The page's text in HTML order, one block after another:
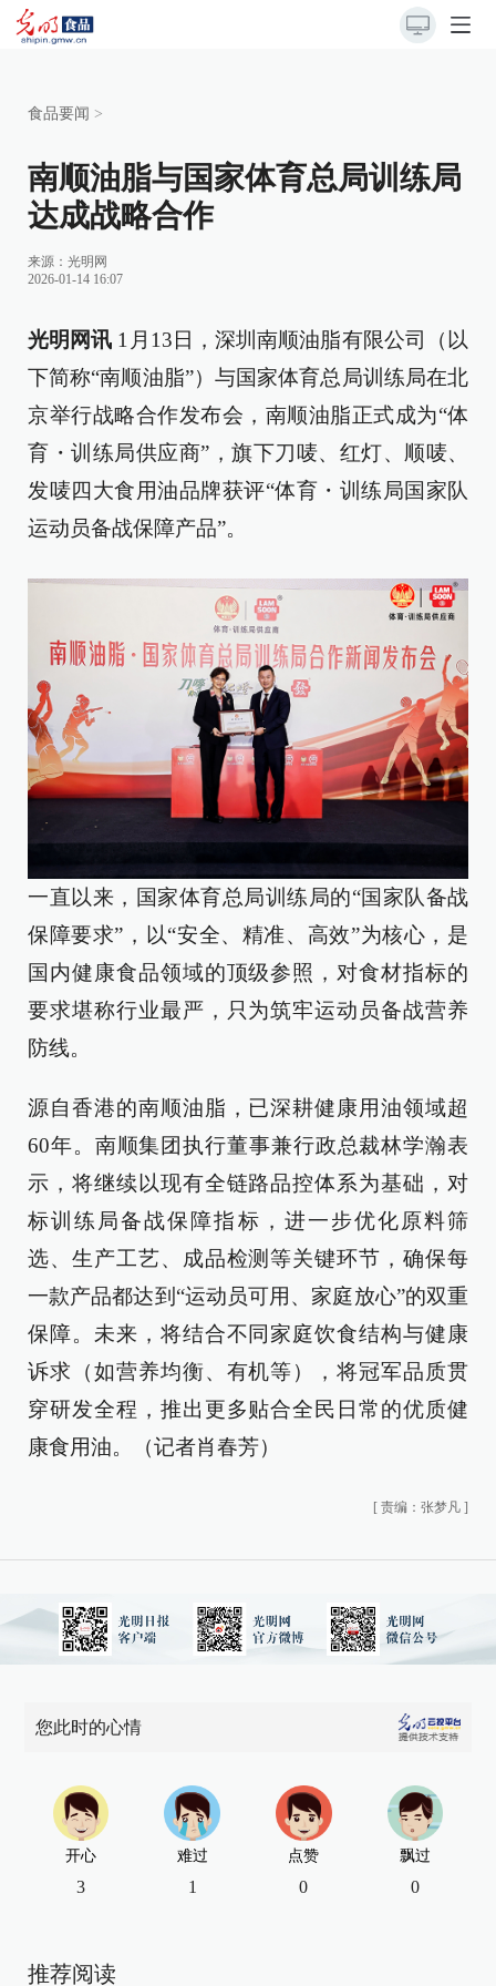
食品要闻 >
南顺油脂与国家体育总局训练局
达成战略合作
来源： 光明网
2026-01-14 16:07
光明网讯 1月13日，深圳南顺油脂有限公司（以
下简称“南顺油脂”）与国家体育总局训练局在北
京举行战略合作发布会，南顺油脂正式成为“体
育・训练局供应商”，旗下刀唛、红灯、顺唛、
发唛四大食用油品牌获评“体育・训练局国家队
运动员备战保障产品”。
一直以来，国家体育总局训练局的“国家队备战
保障要求”，以“安全、精准、高效”为核心，是
国内健康食品领域的顶级参照，对食材指标的
要求堪称行业最严，只为筑牢运动员备战营养
防线。
源自香港的南顺油脂，已深耕健康用油领域超
60年。南顺集团执行董事兼行政总裁林学瀚表
示，将继续以现有全链路品控体系为基础，对
标训练局备战保障指标，进一步优化原料筛
选、生产工艺、成品检测等关键环节，确保每
一款产品都达到“运动员可用、家庭放心”的双重
保障。未来，将结合不同家庭饮食结构与健康
诉求（如营养均衡、有机等），将冠军品质贯
穿研发全程，推出更多贴合全民日常的优质健
康食用油。（记者肖春芳）
[ 责编：张梦凡 ]
您此时的心情
开心
3
难过
1
点赞
0
飘过
0
推荐阅读